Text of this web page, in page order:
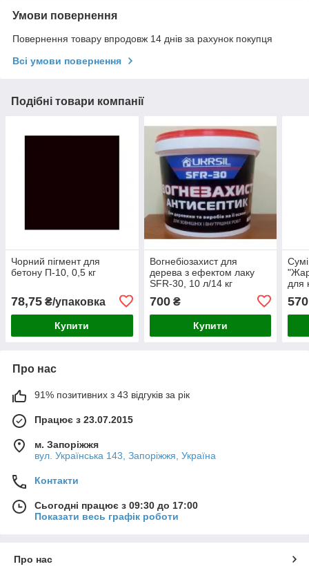
Умови повернення
Повернення товару впродовж 14 днів за рахунок покупця
Всі умови повернення
Подібні товари компанії
Чорний пігмент для
бетону П-10, 0,5 кг
78,75 ₴/упаковка
Купити
Вогнебіозахист для
дерева з ефектом лаку
SFR-30, 10 л/14 кг
700₴
Купити
для
570
Про нас
91% позитивних з 43 відгуків за рік
Працює з 23.07.2015
м. Запоріжжя
вул. Українська 143, Запоріжжя, Україна
Контакти
Сьогодні працює з 09:30 до 17:00
Показати весь графік роботи
Про нас